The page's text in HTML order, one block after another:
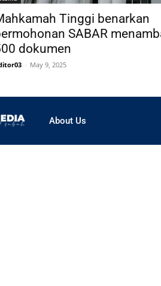
Tinggi benarkan
SABAR
dokumen
- May 9, 2025
About Us